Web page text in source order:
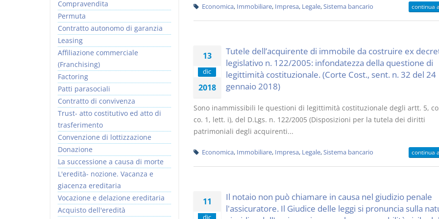
Economica, Immobiliare, Impresa, Legale,Sistema bancario continua
13
dic
2018
Tutele dell’acquirente di immobile da costruire ex
legislativo n. 122/2005: infondatezza della questione di
legittimità costituzionale. (Corte Cost., sent. n. 32 del 24
gennaio 2018)
Sono inammissibili le questioni di legittimità costituzionale degli artt. 5,
co. 1, lett. i), del D.Lgs. n. 122/2005 (Disposizioni per la tutela dei diritti
patrimoniali degli acquirenti...
Economica, Immobiliare, Impresa, Legale,Sistema bancario continua
11
dic
Il notaio non può chiamare in causa nel giudizio penale
l'assicuratore. Il Giudice delle leggi si pronuncia sulla
Compravendita
Permuta
Contratto autonomo di garanzia
Leasing
Affiliazione commerciale
(Franchising)
Factoring
Patti parasociali
Contratto di convivenza
Trust- atto costitutivo ed atto di
trasferimento
Convenzione di lottizzazione
Donazione
La successione a causa di morte
L'eredità- nozione. Vacanza e
giacenza ereditaria
Vocazione e delazione ereditaria
Acquisto dell'eredità